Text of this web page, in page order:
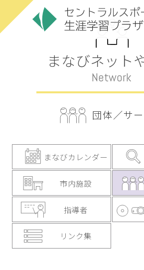
まなびネット
Network
団体／サ
まなびカレンダー
市内施設
指導者
リンク集